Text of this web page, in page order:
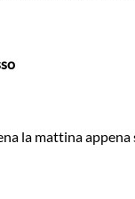
la mattina appena